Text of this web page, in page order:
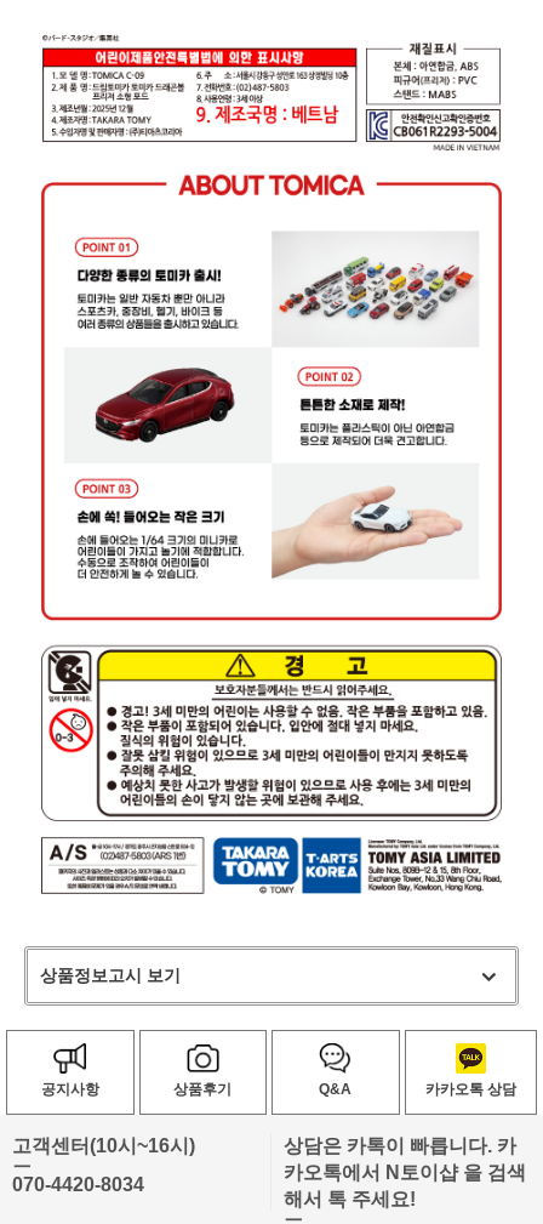
상품정보고시 보기
공지사항 상품후기 Q&A 카카오톡 상담
고객센터(10시~16시)
ㅡ
070-4420-8034
상담은 카톡이 빠릅니다. 카
카오톡에서 N토이샵 을 검색
해서 톡 주세요!
ㅡ